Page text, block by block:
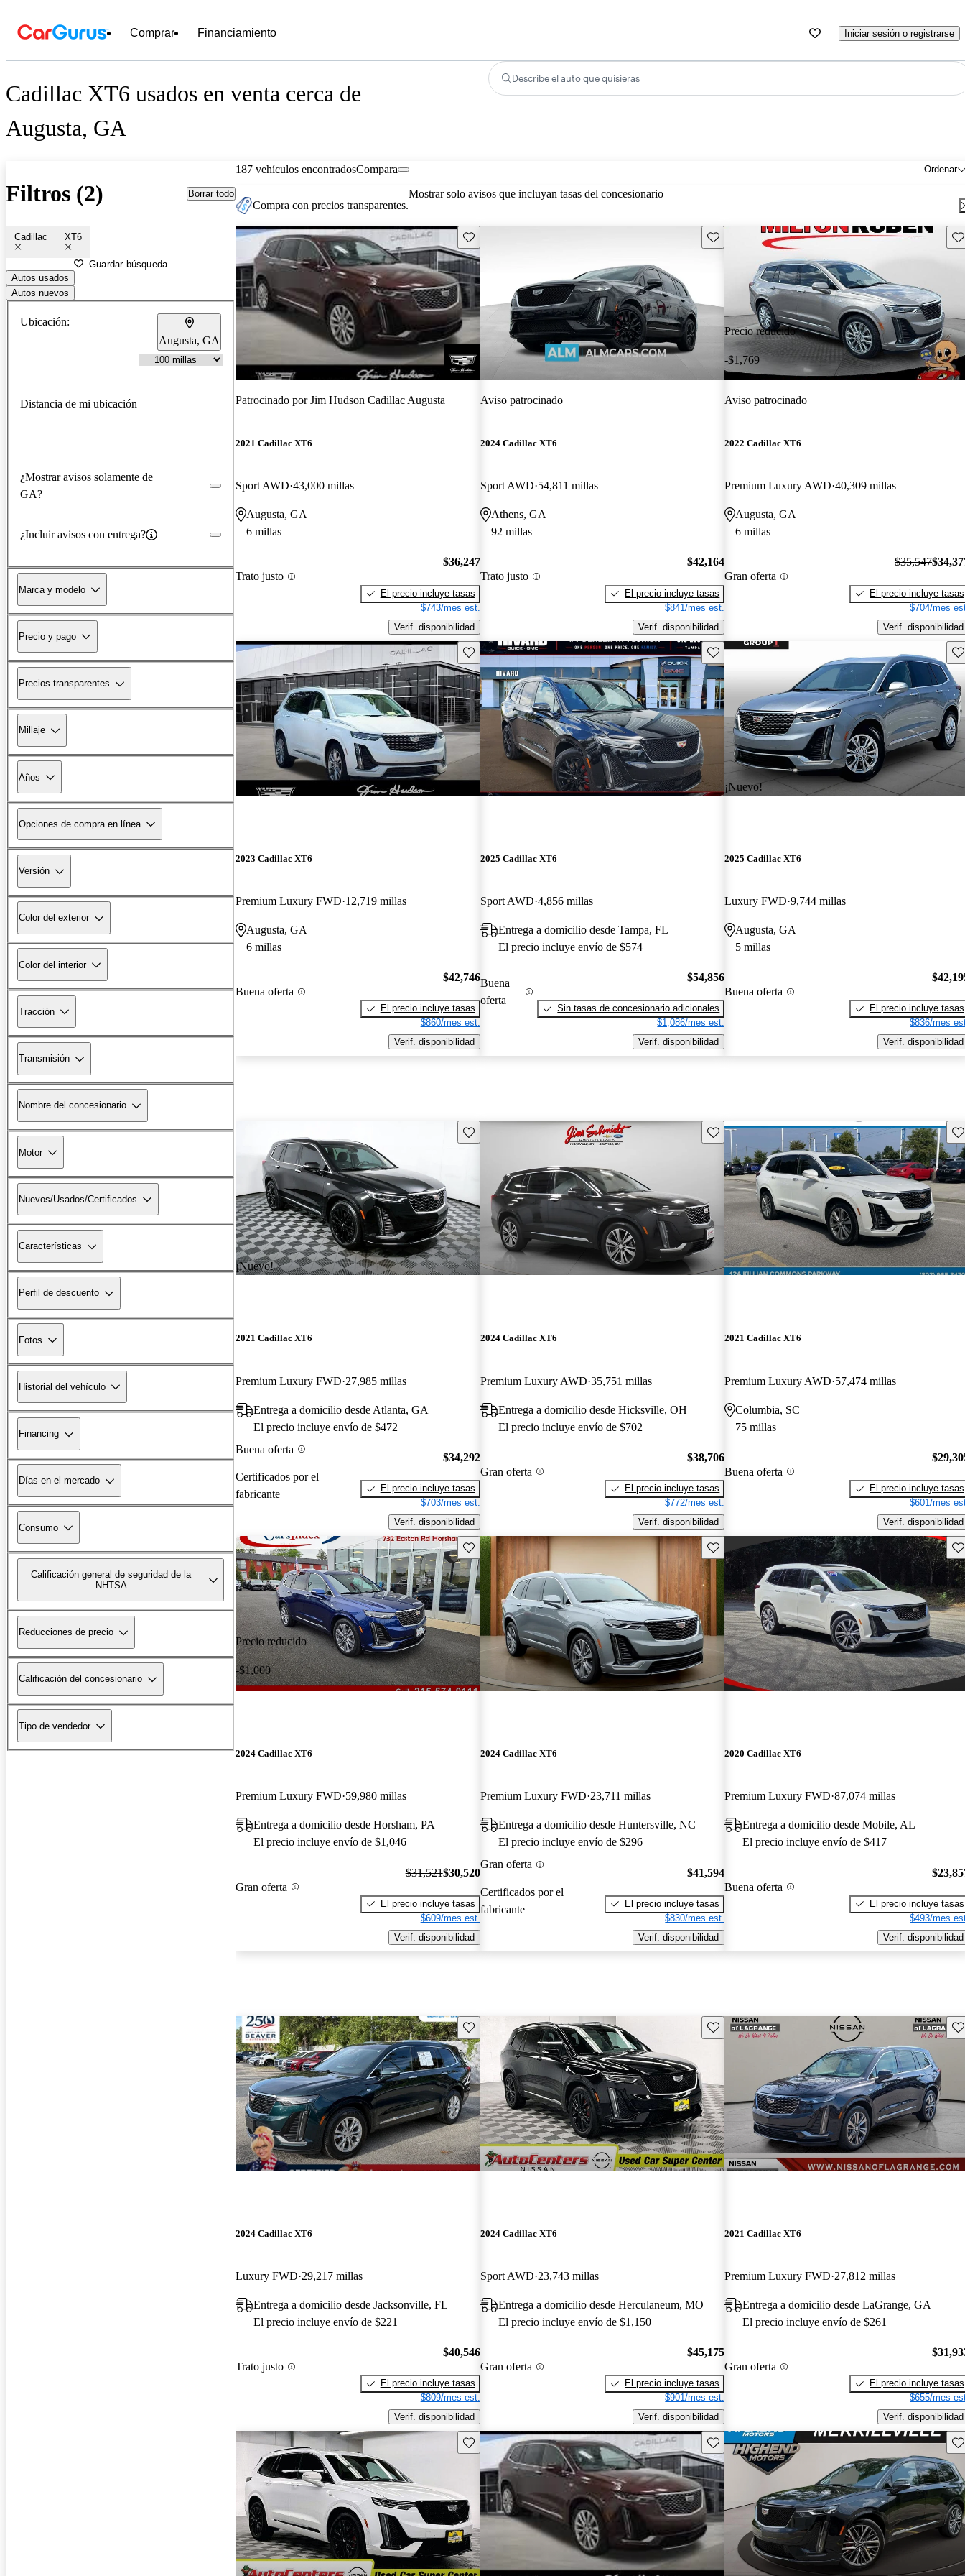
Comprar Financiamiento Iniciar sesión o registrarse
Cadillac XT6 usados en venta cerca de
Augusta, GA
Describe el auto que quisieras
Filtros (2) Borrar todo
Cadillac XT6
Guardar búsqueda
Autos usados
Autos nuevos
Ubicación:
Augusta, GA
Distancia de mi ubicación
¿Mostrar avisos solamente de
GA?
¿Incluir avisos con entrega?
Marca y modelo
Precio y pago
Precios transparentes
Millaje
Años
Opciones de compra en línea
Versión
Color del exterior
Color del interior
Tracción
Transmisión
Nombre del concesionario
Motor
Nuevos/Usados/Certificados
Características
Perfil de descuento
Fotos
Historial del vehículo
Financing
Días en el mercado
Consumo
Calificación general de seguridad de la
NHTSA
Reducciones de precio
Calificación del concesionario
Tipo de vendedor
187 vehículos encontrados Ordenar
Compara
Compra con precios transparentes.
Mostrar solo avisos que incluyan tasas del concesionario
¡Nuevo!
Guarda este Aviso
Patrocinado porJim Hudson Cadillac Augusta
2021 Cadillac XT6
Sport AWD 43,000 millas
Augusta, GA
6 millas
Trato justo
$36,247
El precio incluye tasas
$743/mes est.
Verif. disponibilidad
Guarda este Aviso
Aviso patrocinado
2024 Cadillac XT6
Sport AWD 54,811 millas
Athens, GA
92 millas
Trato justo
$42,164
El precio incluye tasas
$841/mes est.
Verif. disponibilidad
Precio reducido
-$1,769
Aviso patrocinado
2022 Cadillac XT6
Premium Luxury AWD 40,309 millas
Augusta, GA
6 millas
Gran oferta
$35,547
El precio incluye tasas
$704/mes
Verif. disponibilidad
¡Nuevo!
Guarda este Aviso
2023 Cadillac XT6
Premium Luxury FWD 12,719 millas
Augusta, GA
6 millas
Buena oferta
$42,746
El precio incluye tasas
$860/mes est.
Verif. disponibilidad
Guarda este Aviso
2025 Cadillac XT6
Sport AWD 4,856 millas
Entrega a domicilio desde Tampa, FL
El precio incluye envío de $574
Buena
oferta
$54,856
Sin tasas de concesionario adicionales
$1,086/mes est.
Verif. disponibilidad
¡Nuevo!
2025 Cadillac XT6
Luxury FWD 9,744 millas
Augusta, GA
5 millas
Buena oferta
El precio incluye tasas
$836/mes
Verif. disponibilidad
¡Nuevo!
Guarda este Aviso
2021 Cadillac XT6
Premium Luxury FWD 27,985 millas
Entrega a domicilio desde Atlanta, GA
El precio incluye envío de $472
Buena oferta
Certificados por el
fabricante
$34,292
El precio incluye tasas
$703/mes est.
Verif. disponibilidad
Guarda este Aviso
2024 Cadillac XT6
Premium Luxury AWD 35,751 millas
Entrega a domicilio desde Hicksville, OH
El precio incluye envío de $702
Gran oferta
$38,706
El precio incluye tasas
$772/mes est.
Verif. disponibilidad
2021 Cadillac XT6
Premium Luxury AWD 57,474 millas
Columbia, SC
75 millas
Buena oferta
El precio incluye tasas
$601/mes
Verif. disponibilidad
Precio reducido
-$1,000
Guarda este Aviso
2024 Cadillac XT6
Premium Luxury FWD 59,980 millas
Entrega a domicilio desde Horsham, PA
El precio incluye envío de $1,046
Gran oferta
$31,521$30,520
El precio incluye tasas
$609/mes est.
Verif. disponibilidad
Guarda este Aviso
2024 Cadillac XT6
Premium Luxury FWD 23,711 millas
Entrega a domicilio desde Huntersville, NC
El precio incluye envío de $296
Gran oferta
Certificados por el
fabricante
$41,594
El precio incluye tasas
$830/mes est.
Verif. disponibilidad
2020 Cadillac XT6
Premium Luxury FWD 87,074 millas
Entrega a domicilio desde Mobile, AL
El precio incluye envío de $417
Buena oferta
El precio incluye tasas
$493/mes
Verif. disponibilidad
Guarda este Aviso
2024 Cadillac XT6
Luxury FWD 29,217 millas
Entrega a domicilio desde Jacksonville, FL
El precio incluye envío de $221
Trato justo
$40,546
El precio incluye tasas
$809/mes est.
Verif. disponibilidad
Guarda este Aviso
2024 Cadillac XT6
Sport AWD 23,743 millas
Entrega a domicilio desde Herculaneum, MO
El precio incluye envío de $1,150
Gran oferta
$45,175
El precio incluye tasas
$901/mes est.
Verif. disponibilidad
2021 Cadillac XT6
Premium Luxury FWD 27,812 millas
Entrega a domicilio desde LaGrange, GA
El precio incluye envío de $261
Gran oferta
El precio incluye tasas
$655/mes
Verif. disponibilidad
Guarda este Aviso Guarda este Aviso